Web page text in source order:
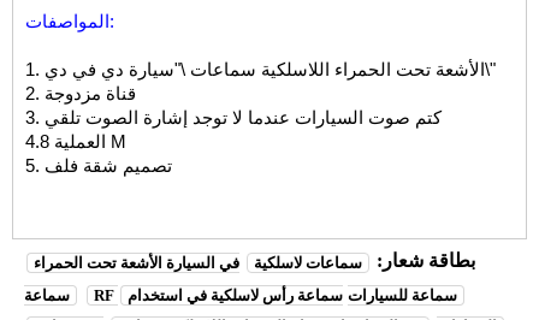
المواصفات:
1. الأشعة تحت الحمراء اللاسلكية سماعات \"سيارة دي في دي\"
2. قناة مزدوجة
3. كتم صوت السيارات عندما لا توجد إشارة الصوت تلقي
4.8 العملية M
5. تصميم شقة فلف
بطاقة شعار: سماعات لاسلكية
في السيارة الأشعة تحت الحمراء
سماعة
RF سماعة للسيارات سماعة رأس لاسلكية في استخدام